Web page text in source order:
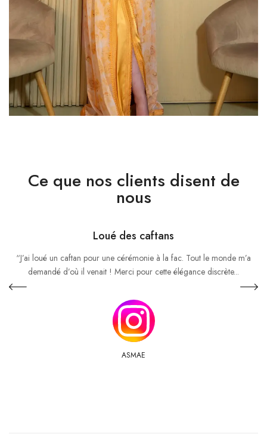
Ce que nos clients disent de
nous
Loué des caftans
“J’ai loué un caftan pour une cérémonie à la fac. Tout le monde m’a
demandé d’où il venait ! Merci pour cette élégance discrète...
ASMAE